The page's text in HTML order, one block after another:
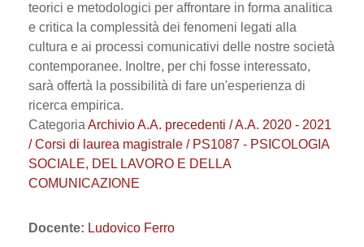
teorici e metodologici per affrontare in forma analitica
e critica la complessità dei fenomeni legati alla
cultura e ai processi comunicativi delle nostre società
contemporanee. Inoltre, per chi fosse interessato,
sarà offertà la possibilità di fare un'esperienza di
ricerca empirica.
Categoria Archivio A.A. precedenti / A.A. 2020 - 2021
/ Corsi di laurea magistrale / PS1087 - PSICOLOGIA
SOCIALE, DEL LAVORO E DELLA
COMUNICAZIONE
Docente: Ludovico Ferro